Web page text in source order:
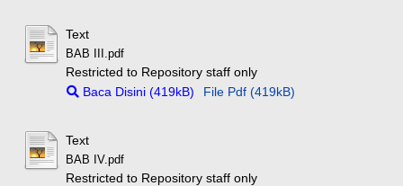
Text
BAB III.pdf
Restricted to Repository staff only
Baca Disini (419kB)
File Pdf (419kB)
Text
BAB IV.pdf
Restricted to Repository staff only